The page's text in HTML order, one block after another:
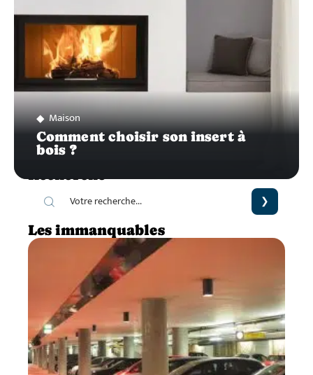
Maison
Comment choisir son insert à
bois ?
Recherche
Les immanquables